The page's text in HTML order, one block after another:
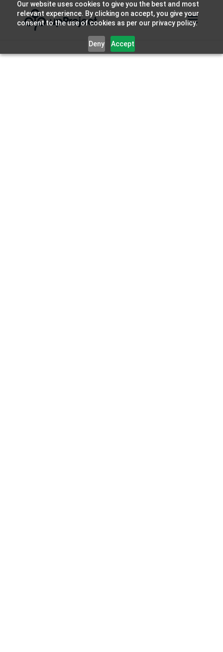
Our website uses cookies to give you the best and most
relevant experience. By clicking on accept, you give your
consent to the use of cookies as per our privacy policy.
Deny Accept